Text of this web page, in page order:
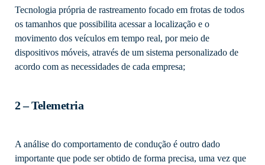
Tecnologia própria de rastreamento focado em frotas de todos
os tamanhos que possibilita acessar a localização e o
movimento dos veículos em tempo real, por meio de
dispositivos móveis, através de um sistema personalizado de
acordo com as necessidades de cada empresa;
2 – Telemetria
A análise do comportamento de condução é outro dado
importante que pode ser obtido de forma precisa, uma vez que